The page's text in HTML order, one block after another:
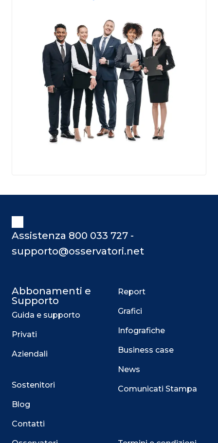
Assistenza 800 033 727 -
supporto@osservatori.net
Abbonamenti e
Supporto
Guida e supporto
Privati
Aziendali
Sostenitori
Blog
Contatti
Report
Grafici
Infografiche
Business case
News
Comunicati Stampa